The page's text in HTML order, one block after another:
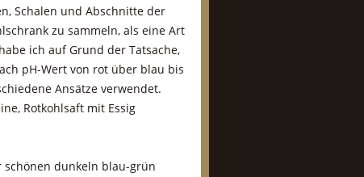
Schalen und Abschnitte der
zu sammeln, als eine Art
ich auf Grund der Tatsache,
pH-Wert von rot über blau bis
Ansätze verwendet.
Rotkohlsaft mit Essig
schönen dunkeln blau-grün